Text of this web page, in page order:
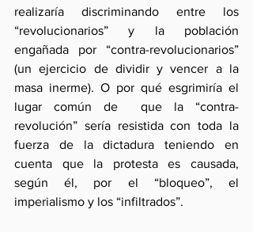
realizaría discriminando entre los
“revolucionarios” y la población
engañada por “contra-revolucionarios”
(un ejercicio de dividir y vencer a la
masa inerme). O por qué esgrimiría el
lugar común de  que la “contra-
revolución” sería resistida con toda la
fuerza de la dictadura teniendo en
cuenta que la protesta es causada,
según él, por el “bloqueo”, el
imperialismo y los “infiltrados”.